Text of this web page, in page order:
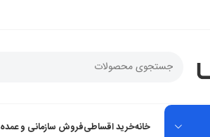
خانهخرید اقساطیفروش سازمانی و عمده